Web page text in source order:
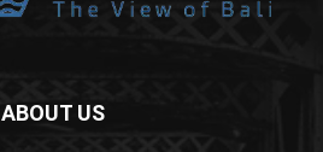
ABOUT US